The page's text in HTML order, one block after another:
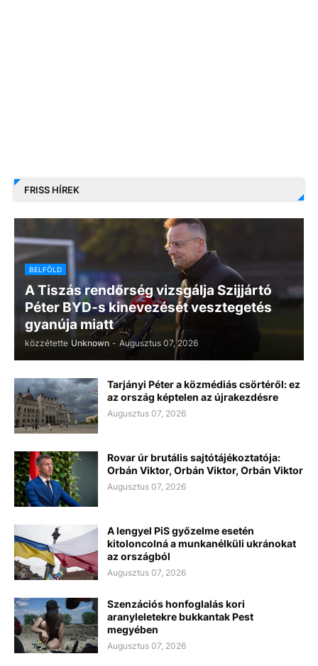
FRISS HÍREK
BELFÖLD
A Tiszás rendőrség vizsgálja Szijjártó
Péter BYD-s kinevezését vesztegetés
gyanúja miatt
közzétette Unknown - Augusztus 07, 2026
Tarjányi Péter a közmédiás csörtéről: ez
az ország képtelen az újrakezdésre
Augusztus 07, 2026
Rovar úr brutális sajtótájékoztatója:
Orbán Viktor, Orbán Viktor, Orbán Viktor
Augusztus 07, 2026
A lengyel PiS győzelme esetén
kitoloncolná a munkanélküli ukránokat
az országból
Augusztus 07, 2026
Szenzációs honfoglalás kori
aranyleletekre bukkantak Pest
megyében
Augusztus 07, 2026